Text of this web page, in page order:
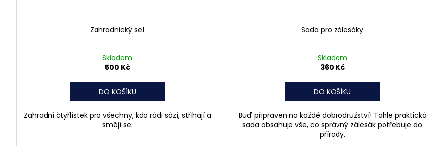
Zahradnický set
Skladem
500 Kč
DO KOŠÍKU
Zahradní čtyřlístek pro všechny, kdo rádi sází, stříhají a
smějí se.
Sada pro zálesáky
Skladem
360 Kč
DO KOŠÍKU
Buď připraven na každé dobrodružství! Tahle praktická
sada obsahuje vše, co správný zálesák potřebuje do
přírody.